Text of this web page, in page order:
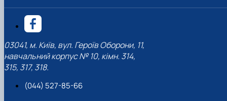
03041, м. Київ, вул. Героїв Оборони, 11,
навчальний корпус № 10, кімн. 314,
315, 317, 318.
(044) 527-85-66